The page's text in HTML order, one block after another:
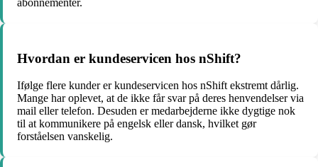
Hvordan er kundeservicen hos nShift?
Ifølge flere kunder er kundeservicen hos nShift ekstremt dårlig.
Mange har oplevet, at de ikke får svar på deres henvendelser via
mail eller telefon. Desuden er medarbejderne ikke dygtige nok
til at kommunikere på engelsk eller dansk, hvilket gør
forståelsen vanskelig.